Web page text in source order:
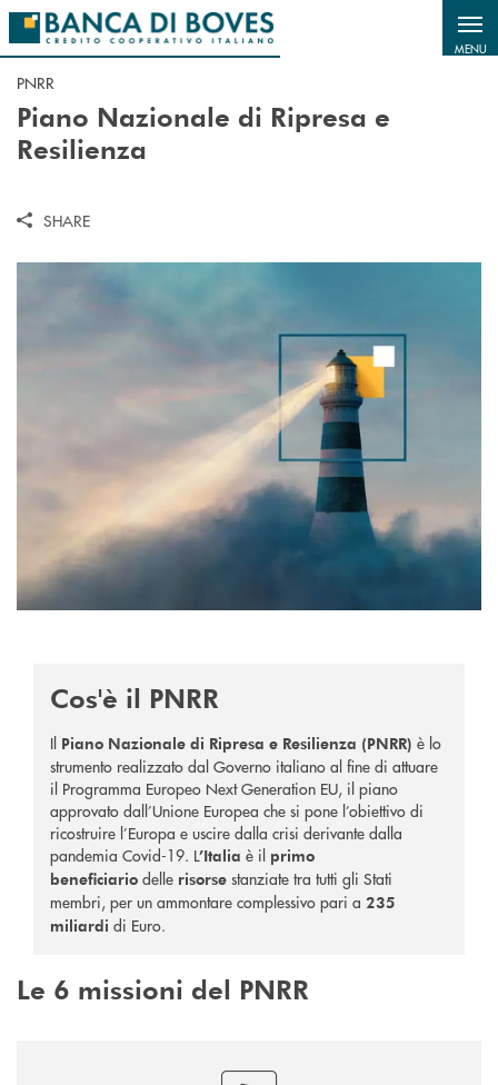
Salta al contenuto principale
MENU
PNRR
Piano Nazionale di Ripresa e
Resilienza
SHARE
Cos'è il PNRR
Il Piano Nazionale di Ripresa e Resilienza (PNRR) è lo
strumento realizzato dal Governo italiano al fine di attuare
il Programma Europeo Next Generation EU, il piano
approvato dall’Unione Europea che si pone l’obiettivo di
ricostruire l’Europa e uscire dalla crisi derivante dalla
pandemia Covid-19. L’Italia è il primo
beneficiario delle risorse stanziate tra tutti gli Stati
membri, per un ammontare complessivo pari a 235
miliardi di Euro.
Le 6 missioni del PNRR